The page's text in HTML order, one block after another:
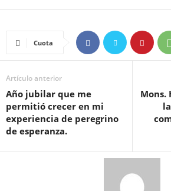
Cuota
Artículo anterior
Año jubilar que me
permitió crecer en mi
experiencia de peregrino
de esperanza.